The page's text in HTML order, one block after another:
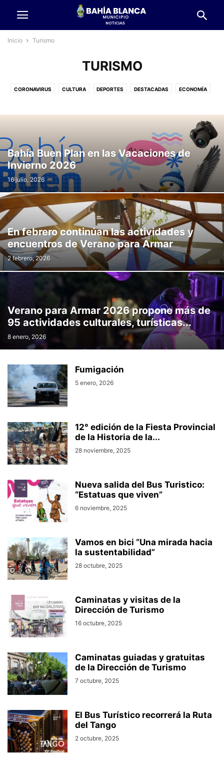
Inicio Turismo
TURISMO
CORONAVIRUS CULTURA DEPORTES DESTACADAS ECONOMÍA
GOBIERNO INFRAESTRUCTURA INNOVACIÓN INTENDENCIA
PRENSA
SALUD TÍTULOS TURISMO
Bahía Buen Plan en las Vacaciones de
Invierno 2026
16 julio, 2026
En febrero continúan las actividades y
encuentros de Verano para Armar
2 febrero, 2026
Verano para Armar 2026 propone más de
95 actividades culturales, turísticas...
8 enero, 2026
Fumigación
5 enero, 2026
12° edición de la Fiesta Provincial
de la Historia de la...
28 noviembre, 2025
Nueva salida del Bus Turistico:
“Estatuas que viven”
6 noviembre, 2025
Vamos en bici “Una mirada hacia
la sustentabilidad”
28 octubre, 2025
Caminatas y visitas de la
Dirección de Turismo
16 octubre, 2025
Caminatas guiadas y gratuitas
de la Dirección de Turismo
7 octubre, 2025
El Bus Turístico recorrerá la Ruta
del Tango
2 octubre, 2025